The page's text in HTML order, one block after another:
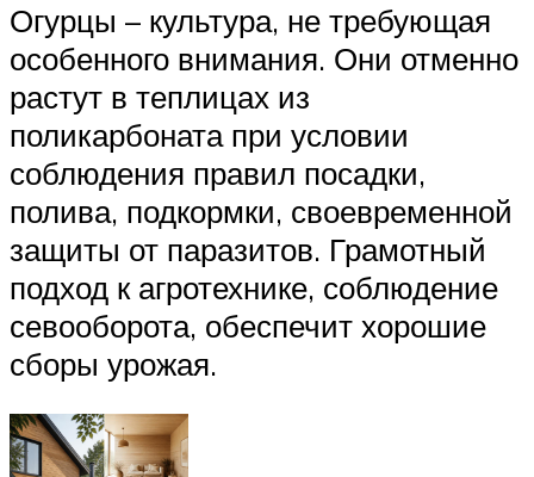
Огурцы – культура, не требующая
особенного внимания. Они отменно
растут в теплицах из
поликарбоната при условии
соблюдения правил посадки,
полива, подкормки, своевременной
защиты от паразитов. Грамотный
подход к агротехнике, соблюдение
севооборота, обеспечит хорошие
сборы урожая.